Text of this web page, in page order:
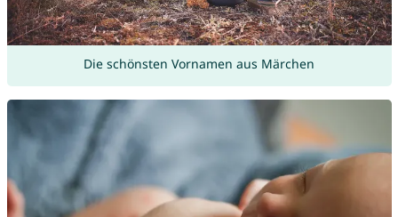
Die schönsten Vornamen aus Märchen